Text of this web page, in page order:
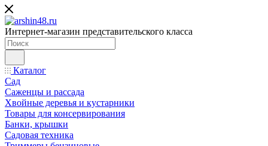
Интернет-магазин представительского класса
Каталог
Сад
Саженцы и рассада
Хвойные деревья и кустарники
Товары для консервирования
Банки, крышки
Садовая техника